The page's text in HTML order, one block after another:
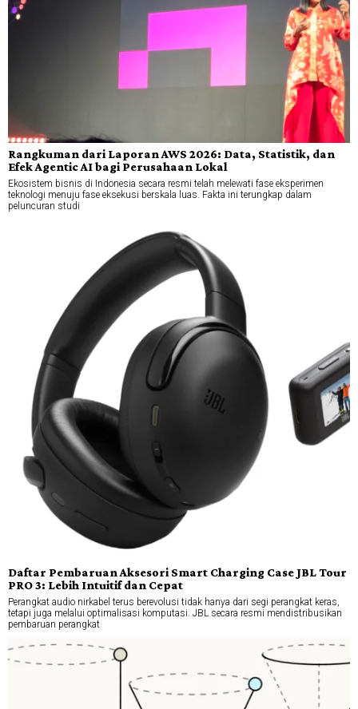
Rangkuman dari Laporan AWS 2026: Data, Statistik, dan
Efek Agentic AI bagi Perusahaan Lokal
Ekosistem bisnis di Indonesia secara resmi telah melewati fase eksperimen
teknologi menuju fase eksekusi berskala luas. Fakta ini terungkap dalam
peluncuran studi
Daftar Pembaruan Aksesori Smart Charging Case JBL Tour
PRO 3: Lebih Intuitif dan Cepat
Perangkat audio nirkabel terus berevolusi tidak hanya dari segi perangkat keras,
tetapi juga melalui optimalisasi komputasi. JBL secara resmi mendistribusikan
pembaruan perangkat